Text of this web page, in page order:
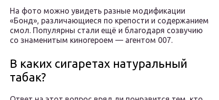
На фото можно увидеть разные модификации
«Бонд», различающиеся по крепости и содержанием
смол. Популярны стали ещё и благодаря созвучию
со знаменитым киногероем — агентом 007.
В каких сигаретах натуральный
табак?